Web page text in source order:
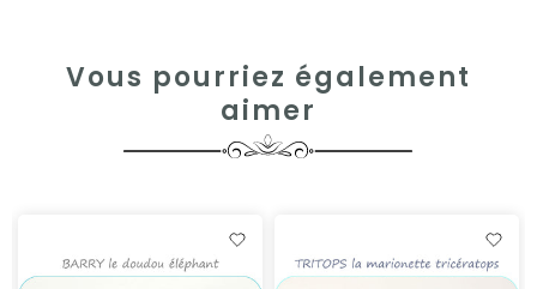
Vous pourriez également
aimer